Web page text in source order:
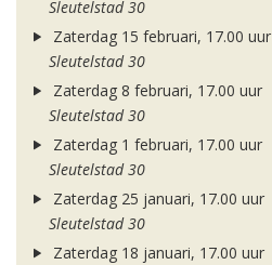
Sleutelstad 30
Zaterdag 15 februari, 17.00 uur
Sleutelstad 30
Zaterdag 8 februari, 17.00 uur
Sleutelstad 30
Zaterdag 1 februari, 17.00 uur
Sleutelstad 30
Zaterdag 25 januari, 17.00 uur
Sleutelstad 30
Zaterdag 18 januari, 17.00 uur